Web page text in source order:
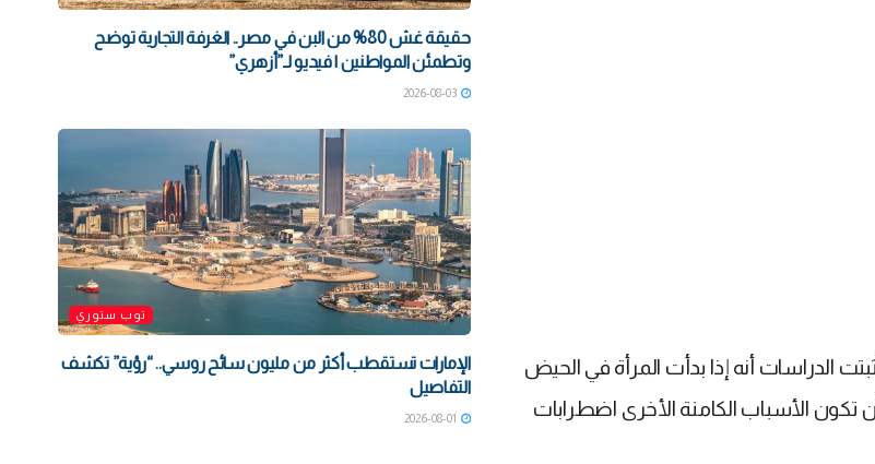
الدراسات أنه إذا بدأت المرأة في الحيض
يمكن أن تكون الأسباب الكامنة الأخرى اضطرابات
حقيقة غش 80% من البن في مصر.. الغرفة التجارية توضح
وتطمئن المواطنين | فيديو لـ”أزهري”
2026-08-03
توب ستوري
الإمارات تستقطب أكثر من مليون سائح روسي.. “رؤية” تكشف
التفاصيل